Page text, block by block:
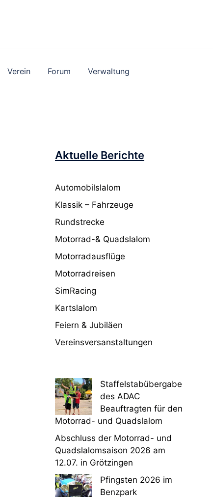
Verein Forum Verwaltung
Aktuelle Berichte
Automobilslalom
Klassik – Fahrzeuge
Rundstrecke
Motorrad-& Quadslalom
Motorradausflüge
Motorradreisen
SimRacing
Kartslalom
Feiern & Jubiläen
Vereinsversanstaltungen
Staffelstabübergabe
des ADAC
Beauftragten für den
Motorrad- und Quadslalom
Abschluss der Motorrad- und
Quadslalomsaison 2026 am
12.07. in Grötzingen
Pfingsten 2026 im
Benzpark